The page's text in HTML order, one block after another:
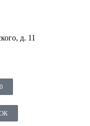
д. 11